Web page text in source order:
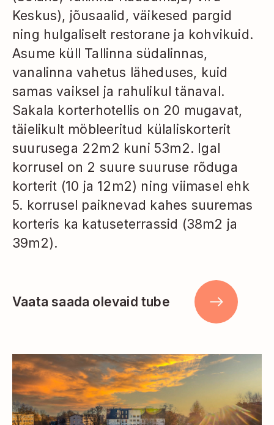
Keskus), jõusaalid, väikesed pargid
ning hulgaliselt restorane ja kohvikuid.
Asume küll Tallinna südalinnas,
vanalinna vahetus läheduses, kuid
samas vaiksel ja rahulikul tänaval.
Sakala korterhotellis on 20 mugavat,
täielikult möbleeritud külaliskorterit
suurusega 22m2 kuni 53m2. Igal
korrusel on 2 suure suuruse rõduga
korterit (10 ja 12m2) ning viimasel ehk
5. korrusel paiknevad kahes suuremas
korteris ka katuseterrassid (38m2 ja
39m2).
Vaata saada olevaid tube